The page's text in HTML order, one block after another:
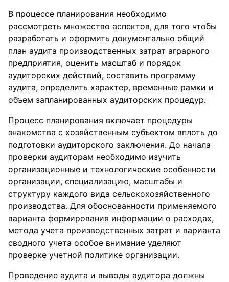
В процессе планирования необходимо
рассмотреть множество аспектов, для того чтобы
разработать и оформить документально общий
план аудита производственных затрат аграрного
предприятия, оценить масштаб и порядок
аудиторских действий, составить программу
аудита, определить характер, временные рамки и
объем запланированных аудиторских процедур.
Процесс планирования включает процедуры
знакомства с хозяйственным субъектом вплоть до
подготовки аудиторского заключения. До начала
проверки аудиторам необходимо изучить
организационные и технологические особенности
организации, специализацию, масштабы и
структуру каждого вида сельскохозяйственного
производства. Для обоснованности применяемого
варианта формирования информации о расходах,
метода учета производственных затрат и варианта
сводного учета особое внимание уделяют
проверке учетной политике организации.
Проведение аудита и выводы аудитора должны